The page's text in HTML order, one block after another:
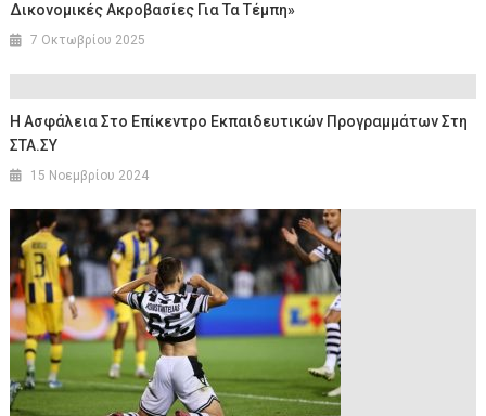
Δικονομικές Ακροβασίες Για Τα Τέμπη»
7 Οκτωβρίου 2025
Η Ασφάλεια Στο Επίκεντρο Εκπαιδευτικών Προγραμμάτων Στη
ΣΤΑ.ΣΥ
15 Νοεμβρίου 2024